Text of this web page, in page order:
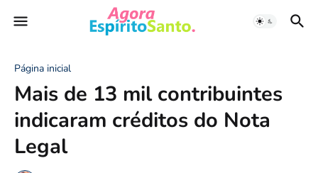
Página inicial
Mais de 13 mil contribuintes
indicaram créditos do Nota
Legal